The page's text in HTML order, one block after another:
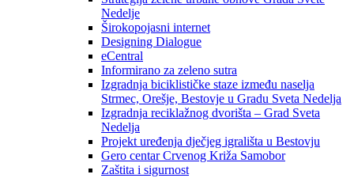
Nedelje
Širokopojasni internet
Designing Dialogue
eCentral
Informirano za zeleno sutra
Izgradnja biciklističke staze između naselja
Strmec, Orešje, Bestovje u Gradu Sveta Nedelja
Izgradnja reciklažnog dvorišta – Grad Sveta
Nedelja
Projekt uređenja dječjeg igrališta u Bestovju
Gero centar Crvenog Križa Samobor
Zaštita i sigurnost